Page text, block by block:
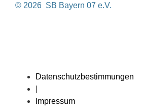
© 2026 SB Bayern 07 e.V.
Datenschutzbestimmungen
Impressum